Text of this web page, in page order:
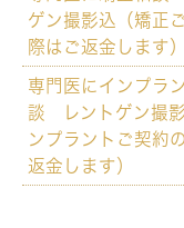
ゲン撮影込（矯正
際はご返金します）
専門医にインプラ
談 レントゲン撮
ンプラントご契約
返金します）